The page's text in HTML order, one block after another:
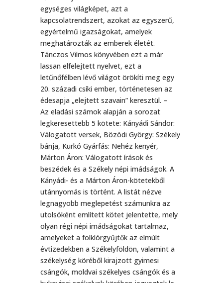
egységes világképet, azt a
kapcsolatrendszert, azokat az egyszerű,
egyértelmű igazságokat, amelyek
meghatározták az emberek életét.
Tánczos Vilmos könyvében ezt a már
lassan elfelejtett nyelvet, ezt a
letűnőfélben lévő világot örökíti meg egy
20. századi csíki ember, történetesen az
édesapja „elejtett szavain” keresztül. –
Az eladási számok alapján a sorozat
legkeresettebb 5 kötete: Kányádi Sándor:
Válogatott versek, Bözödi György: Székely
bánja, Kurkó Gyárfás: Nehéz kenyér,
Márton Áron: Válogatott írások és
beszédek és a Székely népi imádságok. A
Kányádi- és a Márton Áron-kötetekből
utánnyomás is történt. A listát nézve
legnagyobb meglepetést számunkra az
utolsóként említett kötet jelentette, mely
olyan régi népi imádságokat tartalmaz,
amelyeket a folklórgyűjtők az elmúlt
évtizedekben a Székelyföldön, valamint a
székelység köréből kirajzott gyimesi
csángók, moldvai székelyes csángók és a